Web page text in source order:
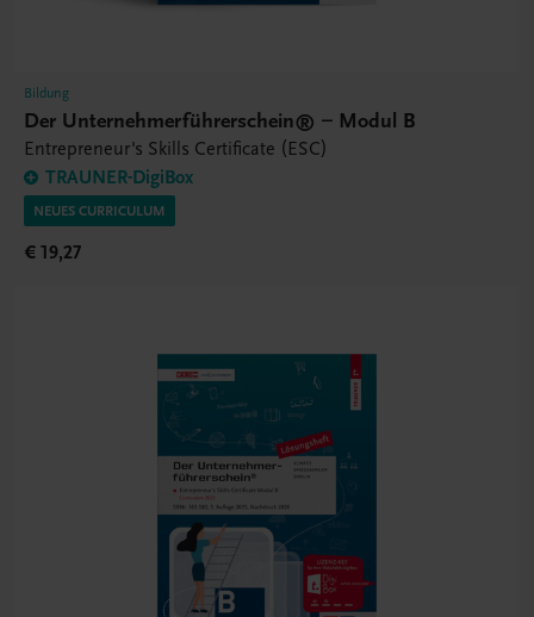
Bildung
Der Unternehmerführerschein® – Modul B
Entrepreneur's Skills Certificate (ESC)
TRAUNER-DigiBox
NEUES CURRICULUM
€ 19,27